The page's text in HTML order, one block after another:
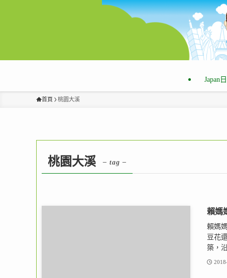
Japan
首頁 桃園大溪
桃園大溪 – tag –
賴媽
賴媽
豆花
築，